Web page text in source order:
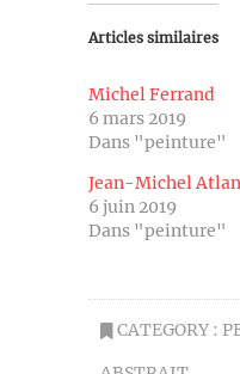
Articles similaires
Michel Ferrand
6 mars 2019
Dans "peinture"
Jean-Michel Atlan
6 juin 2019
Dans "peinture"
CATEGORY :